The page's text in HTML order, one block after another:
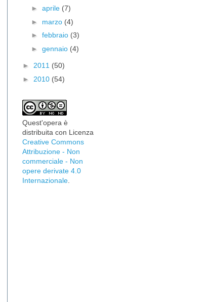
► aprile (7)
► marzo (4)
► febbraio (3)
► gennaio (4)
► 2011 (50)
► 2010 (54)
Quest'opera è
distribuita con Licenza
Creative Commons
Attribuzione - Non
commerciale - Non
opere derivate 4.0
Internazionale